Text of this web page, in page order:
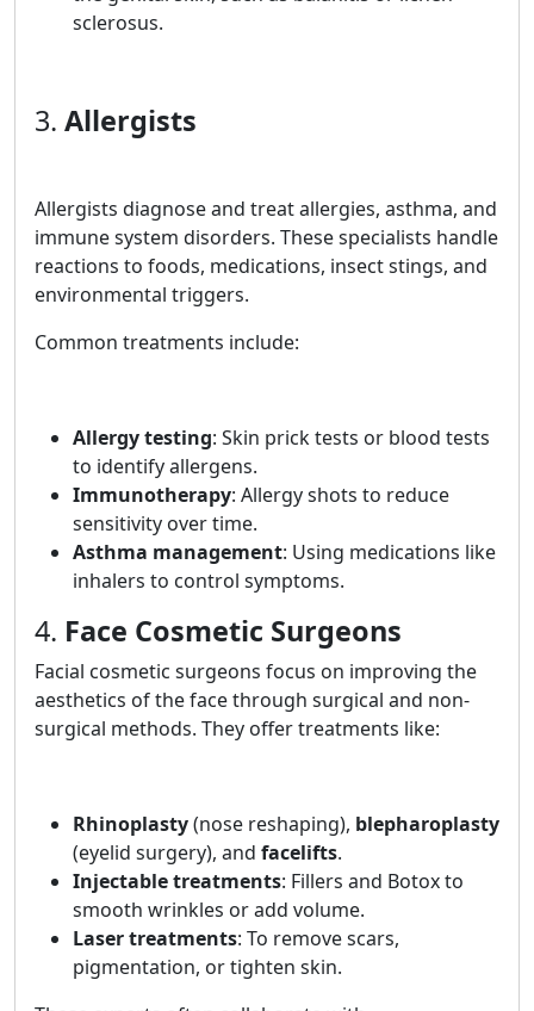
sclerosus.
3. Allergists
Allergists diagnose and treat allergies, asthma, and
immune system disorders. These specialists handle
reactions to foods, medications, insect stings, and
environmental triggers.
Common treatments include:
Allergy testing: Skin prick tests or blood tests
to identify allergens.
Immunotherapy: Allergy shots to reduce
sensitivity over time.
Asthma management: Using medications like
inhalers to control symptoms.
4. Face Cosmetic Surgeons
Facial cosmetic surgeons focus on improving the
aesthetics of the face through surgical and non-
surgical methods. They offer treatments like:
Rhinoplasty(nose reshaping), blepharoplasty
(eyelid surgery), and facelifts.
Injectable treatments: Fillers and Botox to
smooth wrinkles or add volume.
Laser treatments: To remove scars,
pigmentation, or tighten skin.